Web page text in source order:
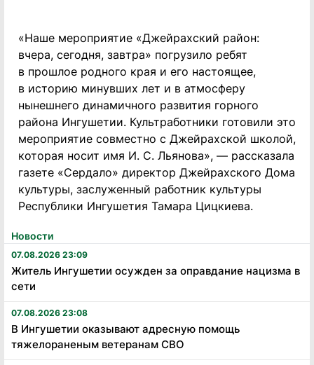
Новости
07.08.2026 23:09
Житель Ингушетии осужден за оправдание нацизма в
сети
07.08.2026 23:08
В Ингушетии оказывают адресную помощь
тяжелораненым ветеранам СВО
«Наше мероприятие «Джейрахский район:
вчера, сегодня, завтра» погрузило ребят
в прошлое родного края и его настоящее,
в историю минувших лет и в атмосферу
нынешнего динамичного развития горного
района Ингушетии. Культработники готовили это
мероприятие совместно с Джейрахской школой,
которая носит имя И. С. Льянова», — рассказала
газете «Сердало» директор Джейрахского Дома
культуры, заслуженный работник культуры
Республики Ингушетия Тамара Цицкиева.